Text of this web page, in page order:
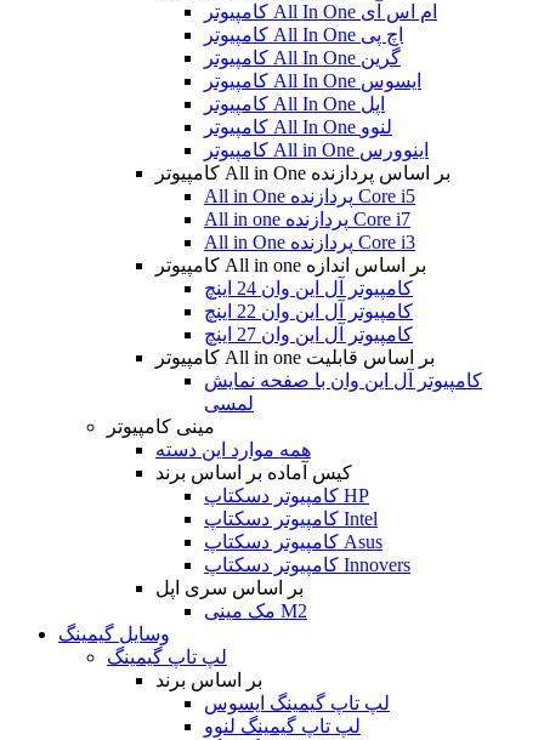
کامپیوتر All In One ام اس آی
کامپیوتر All In One اچ پی
کامپیوتر All In One گرین
کامپیوتر All In One ایسوس
کامپیوتر All In One اپل
کامپیوتر All In One لنوو
کامپیوتر All in One اینوورس
کامپیوتر All in One بر اساس پردازنده
All in One پردازنده Core i5
All in one پردازنده Core i7
All in One پردازنده Core i3
کامپیوتر All in one بر اساس اندازه
کامپیوتر آل این وان 24 اینچ
کامپیوتر آل این وان 22 اینچ
کامپیوتر آل این وان 27 اینچ
کامپیوتر All in one بر اساس قابلیت
کامپیوتر آل این وان با صفحه نمایش
لمسی
مینی کامپیوتر
همه موارد این دسته
کیس آماده بر اساس برند
کامپیوتر دسکتاپ HP
کامپیوتر دسکتاپ Intel
کامپیوتر دسکتاپ Asus
کامپیوتر دسکتاپ Innovers
بر اساس سری اپل
مک مینی M2
وسایل گیمینگ
لپ تاپ گیمینگ
بر اساس برند
لپ تاپ گیمینگ ایسوس
لپ تاپ گیمینگ لنوو